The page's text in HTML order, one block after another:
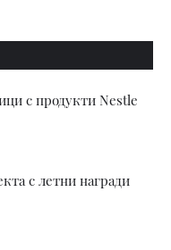
с продукти Nestle
с летни награди